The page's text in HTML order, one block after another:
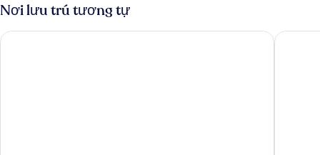
thuốc
(Bed
Deluxe,
giường
Nơi lưu trú tương tự
Shinjuku Granbell Hotel